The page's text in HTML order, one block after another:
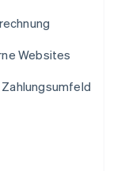
Websites